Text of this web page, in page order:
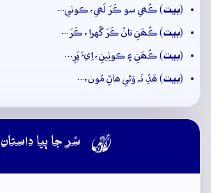
(بيت) ڪُھي سو ڪَرَ لَھي، ڪوٺي…
(بيت) ڪُھَنِ تانْ ڪَرَ گُهرا، ڪَرَ…
(بيت) ڪُھَنِ ۽ ڪوٺِينِ، اِيءَ پَرِ…
(بيت) ھَڏِ نَہ وَڻي ھاڻِ مُون،…
 سُر جا ٻيا داستان